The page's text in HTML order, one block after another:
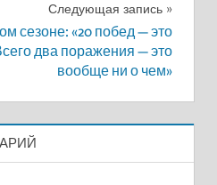
Следующая запись
сезоне: «20 побед — это
два поражения — это
вообще ни о чем»